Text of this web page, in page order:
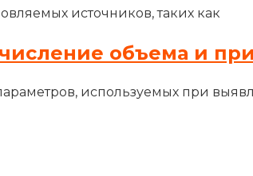
источников, таких как
объема и
используемых при